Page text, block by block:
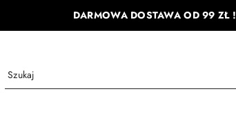
DARMOWA DOSTAWA OD 99 ZŁ !